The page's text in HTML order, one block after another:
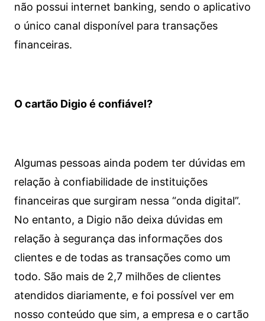
não possui internet banking, sendo o aplicativo
o único canal disponível para transações
financeiras.
O cartão Digio é confiável?
Algumas pessoas ainda podem ter dúvidas em
relação à confiabilidade de instituições
financeiras que surgiram nessa “onda digital”.
No entanto, a Digio não deixa dúvidas em
relação à segurança das informações dos
clientes e de todas as transações como um
todo. São mais de 2,7 milhões de clientes
atendidos diariamente, e foi possível ver em
nosso conteúdo que sim, a empresa e o cartão